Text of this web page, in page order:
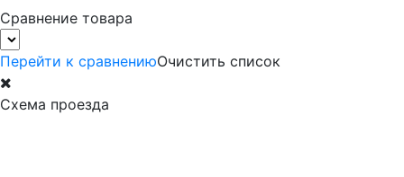
Сравнение товара
Перейти к сравнениюОчистить список
Схема проезда